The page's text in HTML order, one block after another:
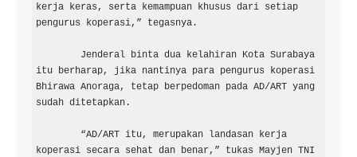
kerja keras, serta kemampuan khusus dari setiap
pengurus koperasi,” tegasnya.
itu berharap, jika nantinya para pengurus koperasi
Bhirawa Anoraga, tetap berpedoman pada AD/ART yang
sudah ditetapkan.
koperasi secara sehat dan benar,” tukas Mayjen TNI